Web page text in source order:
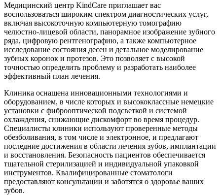
Медицинский центр KindCare приглашает вас
воспользоваться широким спектром диагностических услуг,
включая высокоточную компьютерную томографию
челюстно-лицевой области, панорамное изображение зубного
ряда, цифровую рентгенографию, а также компьютерное
исследование состояния десен и детальное моделирование
зубных коронок и протезов. Это позволяет с высокой
точностью определить проблему и разработать наиболее
эффективный план лечения.
Клиника оснащена инновационными технологиями и
оборудованием, в числе которых и высококлассные немецкие
установки с фиброоптической подсветкой и системой
охлаждения, снижающие дискомфорт во время процедур.
Специалисты клиники используют проверенные методы
обезболивания, в том числе и электронное, и предлагают
последние достижения в области лечения зубов, имплантации
и восстановления. Безопасность пациентов обеспечивается
тщательной стерилизацией и индивидуальной упаковкой
инструментов. Квалифицированные стоматологи
предоставляют консультации и заботятся о здоровье ваших
зубов.